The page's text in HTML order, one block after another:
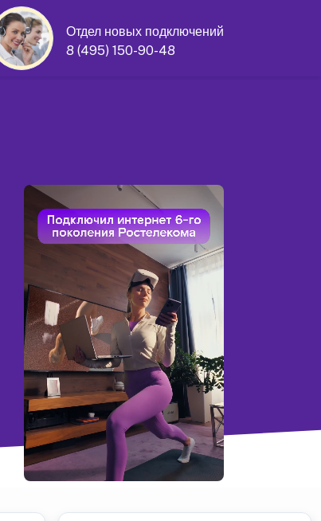
Отдел новых подключений
8 (495) 150-90-48